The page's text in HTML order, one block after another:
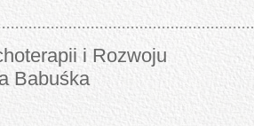
i Rozwoju
Babuśka